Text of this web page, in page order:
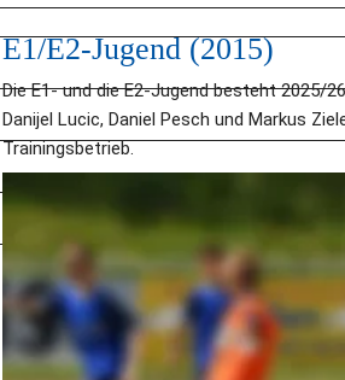
E1/E2-Jugend (2015)
Die E1- und die E2-Jugend besteht 2025/
Danijel Lucic, Daniel Pesch und Markus
Trainingsbetrieb.